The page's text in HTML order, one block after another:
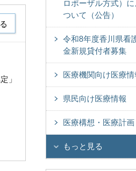
」
ロポーザル方式）
ついて（公告）
令和8年度香川県看
金新規貸付者募集
医療機関向け医療情
県民向け医療情報
医療構想・医療計画
もっと見る